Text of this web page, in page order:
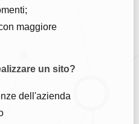
maggiore
un sito?
dell'azienda